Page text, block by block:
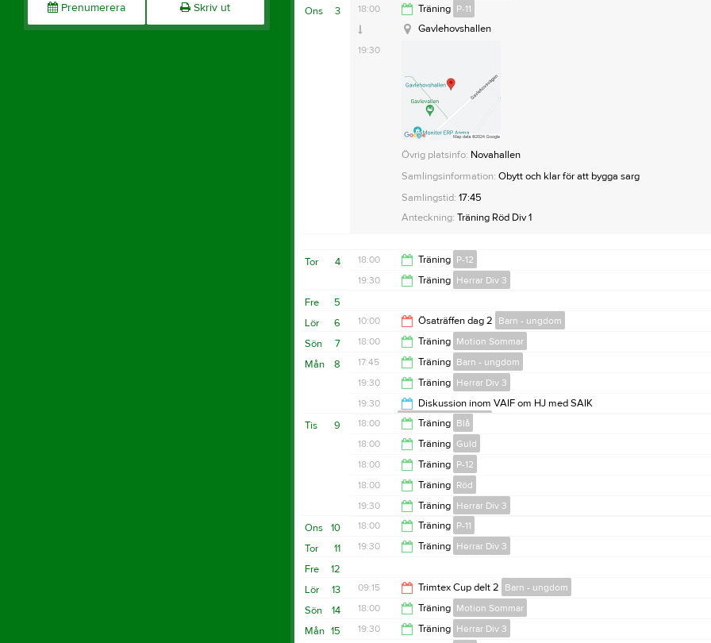
Prenumerera Skriv ut 19:00
20:45
3
Ons 18:00 Träning P-11
19:30
Gavlehovshallen
Övrig platsinfo: Novahallen
Samlingsinformation: Obytt och klar för att bygga sarg
Samlingstid: 17:45
Anteckning: Träning Röd Div 1
4
Tor 18:00 Träning P-12
19:30 Träning Herrar Div 3
20:30
5
Fre
6
Lör 10:00 Ösaträffen dag 2 Barn - ungdom
15:00
7
Sön 18:00 Träning Motion Sommar
19:00
8
Mån 17:45 Träning Barn - ungdom
19:15
19:30 Träning Herrar Div 3
20:30
19:30
Diskussion inom VAIF om HJ med SAIK
Innebandysektionen
20:30
9
Tis 18:00 Träning Blå
19:00
18:00 Träning Guld
19:00
18:00 Träning P-12
19:00
18:00 Träning Röd
19:00
19:30 Träning Herrar Div 3
20:45
10
Ons 18:00 Träning P-11
11
Tor 19:30 Träning Herrar Div 3
20:30
12
Fre
13
Lör 09:15 Trimtex Cup delt 2 Barn - ungdom
12:30
14
Sön 18:00 Träning Motion Sommar
15
Mån 19:30 Träning Herrar Div 3